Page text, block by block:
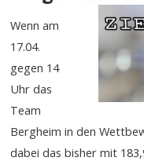
Wenn am
17.04.
gegen 14
Uhr das
Team
Bergheim in den
dabei das bisher mit